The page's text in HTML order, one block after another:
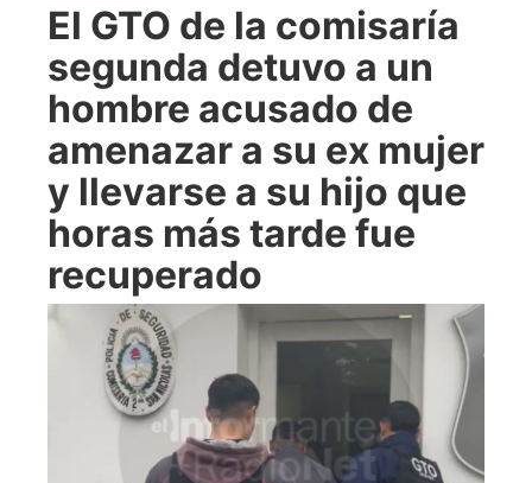
El GTO de la comisaría
segunda detuvo a un
hombre acusado de
amenazar a su ex mujer
y llevarse a su hijo que
horas más tarde fue
recuperado